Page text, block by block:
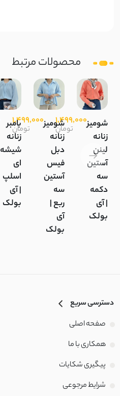
محصولات مرتبط
شومیز
زنانه
لینن
آستین
سه
دکمه
| آی
بولک
1,499,000
تومانشومیز
زنانه
دبل
فیس
آستین
سه
ربع |
آی
بولک
1,499,000
تومان
بامبر
زنانه
شیشه
ای
اسلپ
| آی
بولک
دسترسی سریع
صفحه اصلی
همکاری با ما
پیگیری شکایات
شرایط مرجوعی